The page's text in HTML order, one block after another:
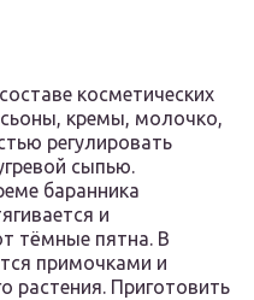
косметических
кремы, молочко,
регулировать
сыпью.
баранника
и
тёмные пятна. В
примочками и
растения. Приготовить